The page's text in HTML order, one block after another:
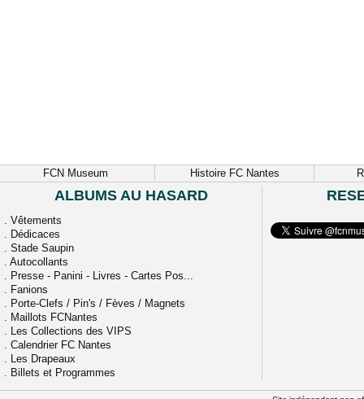
FCN Museum Histoire FC Nantes
ALBUMS AU HASARD
. Vêtements
. Dédicaces
. Stade Saupin
. Autocollants
. Presse - Panini - Livres - Cartes Pos...
. Fanions
. Porte-Clefs / Pin's / Fèves / Magnets
. Maillots FCNantes
. Les Collections des VIPS
. Calendrier FC Nantes
. Les Drapeaux
. Billets et Programmes